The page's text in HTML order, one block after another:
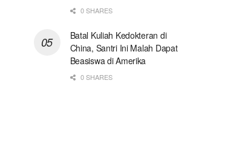
0 SHARES
Batal Kuliah Kedokteran di
China, Santri Ini Malah Dapat
Beasiswa di Amerika
0 SHARES